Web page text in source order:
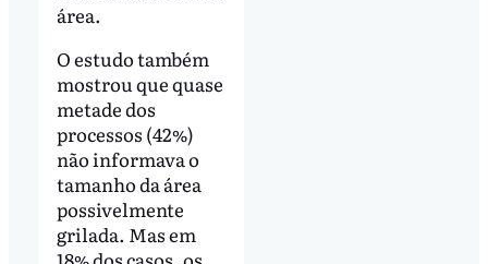
área.
O estudo também
mostrou que quase
metade dos
processos (42%)
não informava o
tamanho da área
possivelmente
grilada. Mas em